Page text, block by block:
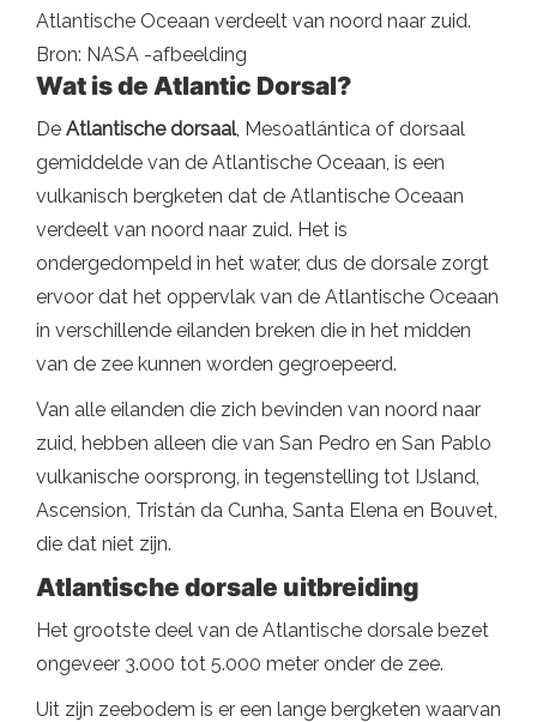
Atlantische Oceaan verdeelt van noord naar zuid.
Bron: NASA -afbeelding
Wat is de Atlantic Dorsal?
De Atlantische dorsaal, Mesoatlántica of dorsaal
gemiddelde van de Atlantische Oceaan, is een
vulkanisch bergketen dat de Atlantische Oceaan
verdeelt van noord naar zuid. Het is
ondergedompeld in het water, dus de dorsale zorgt
ervoor dat het oppervlak van de Atlantische Oceaan
in verschillende eilanden breken die in het midden
van de zee kunnen worden gegroepeerd.
Van alle eilanden die zich bevinden van noord naar
zuid, hebben alleen die van San Pedro en San Pablo
vulkanische oorsprong, in tegenstelling tot IJsland,
Ascension, Tristán da Cunha, Santa Elena en Bouvet,
die dat niet zijn.
Atlantische dorsale uitbreiding
Het grootste deel van de Atlantische dorsale bezet
ongeveer 3.000 tot 5.000 meter onder de zee.
Uit zijn zeebodem is er een lange bergketen waarvan